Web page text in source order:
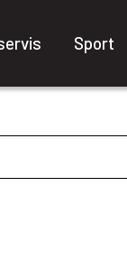
Sport